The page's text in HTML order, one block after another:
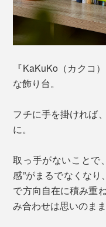
『KaKuKo（カクコ
な飾り台。
フチに手を掛ければ
に。
取っ手がないことで
感”がまるでなくな
で方向自在に積み重
み合わせは思いのまま